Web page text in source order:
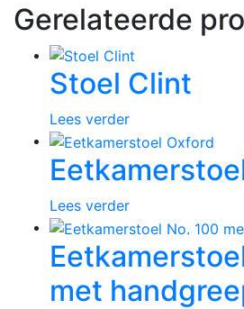
Gerelateerde
Stoel Clint
Lees verder
Lees verder
met